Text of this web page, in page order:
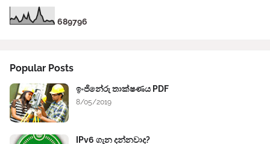
689796
Popular Posts
ඉංජිනේරු තාක්ෂණය PDF
8/05/2019
IPv6 ගැන දන්නවාද?